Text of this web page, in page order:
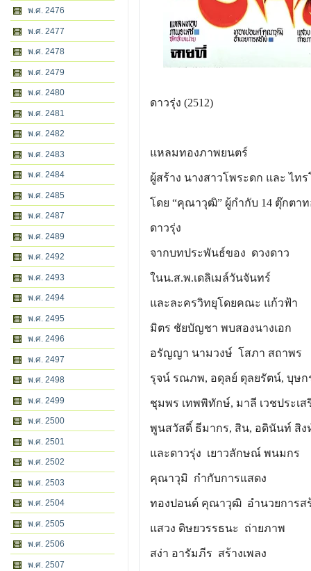
พ.ศ. 2476
พ.ศ. 2477
พ.ศ. 2478
พ.ศ. 2479
พ.ศ. 2480
พ.ศ. 2481
พ.ศ. 2482
พ.ศ. 2483
พ.ศ. 2484
พ.ศ. 2485
พ.ศ. 2487
พ.ศ. 2489
พ.ศ. 2492
พ.ศ. 2493
พ.ศ. 2494
พ.ศ. 2495
พ.ศ. 2496
พ.ศ. 2497
พ.ศ. 2498
พ.ศ. 2499
พ.ศ. 2500
พ.ศ. 2501
พ.ศ. 2502
พ.ศ. 2503
พ.ศ. 2504
พ.ศ. 2505
พ.ศ. 2506
พ.ศ. 2507
ดาวรุ่ง (2512)
แหลมทองภาพยนตร์
ผู้สร้าง นางสาวโพระดก และ ไท
โดย “คุณาวุฒิ” ผู้กำกับ 14 ตุ๊กตาท
ดาวรุ่ง
จากบทประพันธ์ของ ดวงดาว
ในน.ส.พ.เดลิเมล์วันจันทร์
และละครวิทยุโดยคณะ แก้วฟ้า
มิตร ชัยบัญชา พบสองนางเอก
อรัญญา นามวงษ์ โสภา สถาพร
รุจน์ รณภพ, อดุลย์ ดุลยรัตน์, บุษก
ชุมพร เทพพิทักษ์, มาลี เวชประเส
พูนสวัสดิ์ ธีมากร, สิน, อดินันท์ สิ
และดาวรุ่ง เยาวลักษณ์ พนมกร
คุณาวุมิ กำกับการแสดง
ทองปอนด์ คุณาวุฒิ อำนวยการส
แสวง ดิษยวรรธนะ ถ่ายภาพ
สง่า อารัมภีร สร้างเพลง